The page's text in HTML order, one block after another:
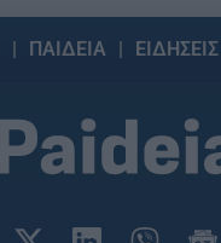
ΠΑΙΔΕΙΑ ΕΙΔΗΣΕΙΣ